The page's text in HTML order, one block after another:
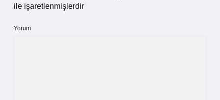
ile işaretlenmişlerdir
Yorum